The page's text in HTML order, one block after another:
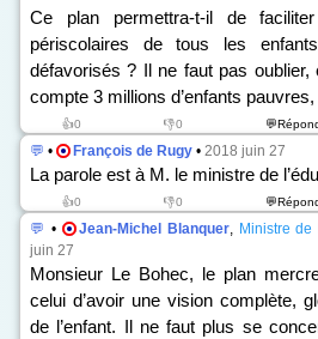
Ce plan permettra-t-il de
périscolaires de tous les
défavorisés ? Il ne faut pas oublier,
compte 3 millions d’enfants
👍0 👎0
💬 • François de Rugy • 2018 juin 27
La parole est à M. le ministre de
👍0 👎0
💬 • Jean-Michel Blanquer, Ministre de
juin 27
Monsieur Le Bohec, le plan
celui d’avoir une vision complète,
de l’enfant. Il ne faut plus se